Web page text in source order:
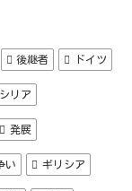
後継者 ドイツ
シリア
発展
い ギリシア